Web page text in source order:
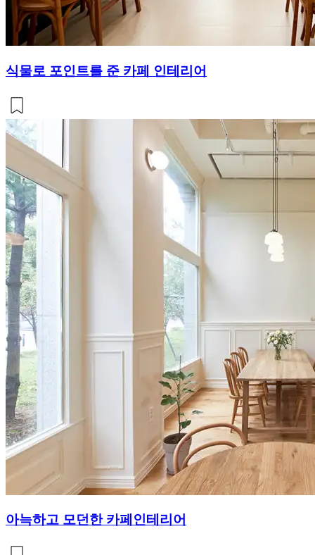
식물로 포인트를 준 카페 인테리어
아늑하고 모던한 카페인테리어